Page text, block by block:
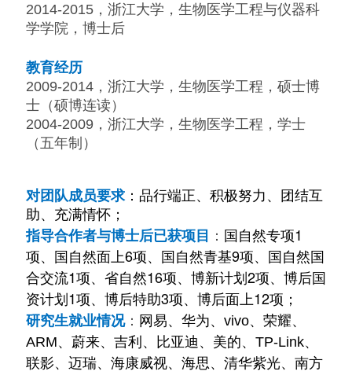
2014-2015，浙江大学，生物医学工程与仪器科
学学院，博士后
教育经历
2009-2014，浙江大学，生物医学工程，硕士博
士（硕博连读）
2004-2009，浙江大学，生物医学工程，学士
（五年制）
对团队成员要求：品行端正、积极努力、团结互
助、充满情怀；
指导合作者与博士后已获项目
： 国自然专项1
项、国自然面上6项、国自然青基9项、国自然国
合交流1项、省自然16项、博新计划2项、博后国
资计划1项、博后特助3项、博后面上12项；
研究生就业情况： 网易、华为、vivo、 荣耀、
ARM、 蔚来、吉利、比亚迪、美的、TP-Link、
联影、迈瑞、 海康威视、海思、清华紫光、南方